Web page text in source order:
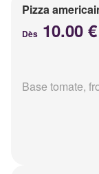
Pizza
Dès 10.00 €
Base tomate,